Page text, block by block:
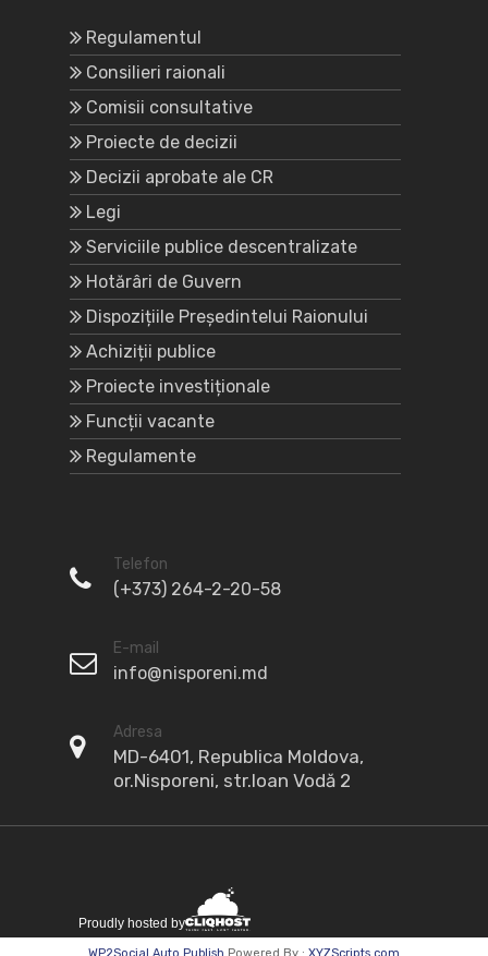
Regulamentul
Consilieri raionali
Comisii consultative
Proiecte de decizii
Decizii aprobate ale CR
Legi
Serviciile publice descentralizate
Hotărâri de Guvern
Dispozițiile Președintelui Raionului
Achiziții publice
Proiecte investiționale
Funcții vacante
Regulamente
Telefon
(+373) 264-2-20-58
E-mail
info@nisporeni.md
Adresa
MD-6401, Republica Moldova,
or.Nisporeni, str.Ioan Vodă 2